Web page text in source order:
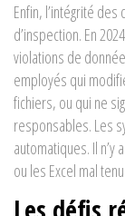
Enfin, l’intégrité
d’inspection. En
violations de
employés qui
fichiers, ou qui ne
responsables. Les
automatiques. Il
ou les Excel mal